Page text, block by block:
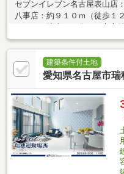
セブンイレブン名古屋表山店
八事店：約９１０ｍ（徒歩１
００ｍ（徒歩１８分）、市立
２７分）
建築条件付土地
愛知県名古屋市瑞